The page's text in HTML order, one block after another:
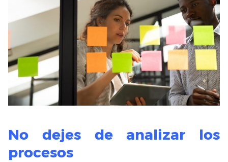
No dejes de analizar los
procesos